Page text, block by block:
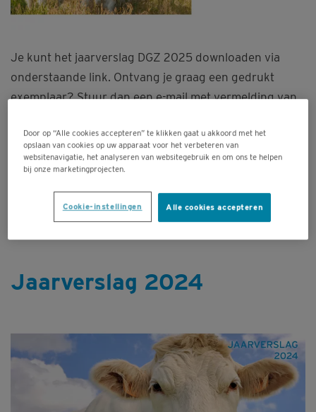
Je kunt het jaarverslag DGZ 2025 downloaden via
onderstaande link. Ontvang je graag een gedrukt
exemplaar? Stuur dan een e-mail met vermelding van
naar helpdesk@dgz.be.
We wensen jou veel leesplezier!
Jaarverslag 2024
Door op “Alle cookies accepteren” te klikken gaat u akkoord met het
opslaan van cookies op uw apparaat voor het verbeteren van
websitenavigatie, het analyseren van websitegebruik en om ons te helpen
bij onze marketingprojecten.
Alle cookies accepteren
Cookie-instellingen